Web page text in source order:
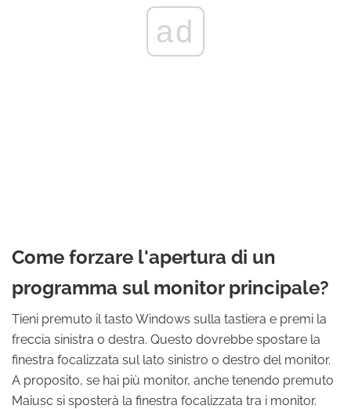
ad
Come forzare l'apertura di un
programma sul monitor principale?
Tieni premuto il tasto Windows sulla tastiera e premi la
freccia sinistra o destra. Questo dovrebbe spostare la
finestra focalizzata sul lato sinistro o destro del monitor.
A proposito, se hai più monitor, anche tenendo premuto
Maiusc si sposterà la finestra focalizzata tra i monitor.